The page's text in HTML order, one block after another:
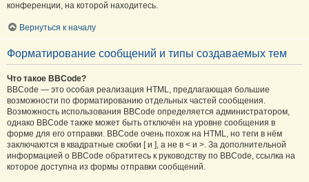
конференции, на которой находитесь.
Вернуться к началу
Форматирование сообщений и типы создаваемых тем
Что такое BBCode?
BBCode — это особая реализация HTML, предлагающая большие
возможности по форматированию отдельных частей сообщения.
Возможность использования BBCode определяется администратором,
однако BBCode также может быть отключён на уровне сообщения в
форме для его отправки. BBCode очень похож на HTML, но теги в нём
заключаются в квадратные скобки [ и ], а не в < и >. За дополнительной
информацией о BBCode обратитесь к руководству по BBCode, ссылка на
которое доступна из формы отправки сообщений.